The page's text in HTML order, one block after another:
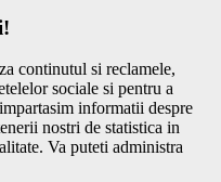
continutul si reclamele,
sociale si pentru a
informatii despre
nostri de statistica in
Va puteti administra